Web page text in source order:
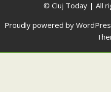
© Cluj Today | All
Proudly powered by